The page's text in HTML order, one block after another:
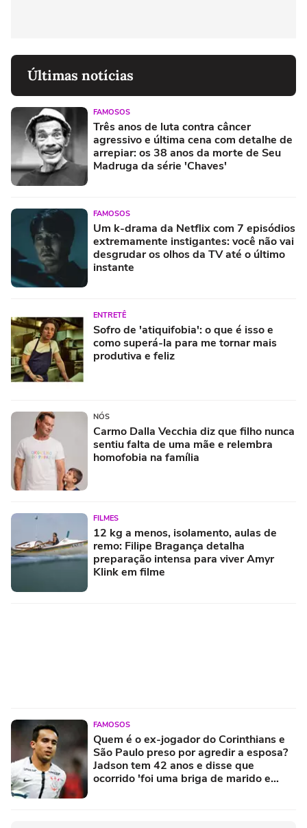
Últimas notícias
FAMOSOS
Três anos de luta contra câncer
agressivo e última cena com detalhe de
arrepiar: os 38 anos da morte de Seu
Madruga da série 'Chaves'
FAMOSOS
Um k-drama da Netflix com 7 episódios
extremamente instigantes: você não vai
desgrudar os olhos da TV até o último
instante
ENTRETÊ
Sofro de 'atiquifobia': o que é isso e
como superá-la para me tornar mais
produtiva e feliz
NÓS
Carmo Dalla Vecchia diz que filho nunca
sentiu falta de uma mãe e relembra
homofobia na família
FILMES
12 kg a menos, isolamento, aulas de
remo: Filipe Bragança detalha
preparação intensa para viver Amyr
Klink em filme
FAMOSOS
Quem é o ex-jogador do Corinthians e
São Paulo preso por agredir a esposa?
Jadson tem 42 anos e disse que
ocorrido 'foi uma briga de marido e